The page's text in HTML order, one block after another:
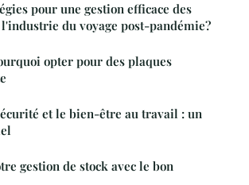
pour une gestion efficace des
du voyage post-pandémie?
opter pour des plaques
et le bien-être au travail : un
gestion de stock avec le bon